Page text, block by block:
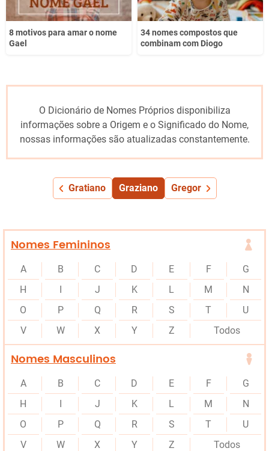
8 motivos para amar o nome
Gael
34 nomes compostos que
combinam com Diogo
O Dicionário de Nomes Próprios disponibiliza
informações sobre a Origem e o Significado do Nome,
nossas informações são atualizadas constantemente.
Gratiano Graziano Gregor
Nomes Femininos
A B C D E F
G
H
J K L M
N
O
P Q R S T
U
V
W X Y Z Todos
Nomes Masculinos
A B C D E F
G
H
J K L M
N
O
P Q R S T
U
V
W X Y Z Todos